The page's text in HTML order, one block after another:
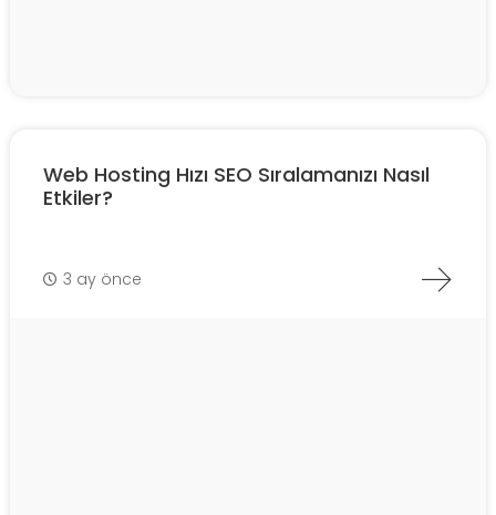
Web Hosting Hızı SEO Sıralamanızı Nasıl
Etkiler?
3 ay önce